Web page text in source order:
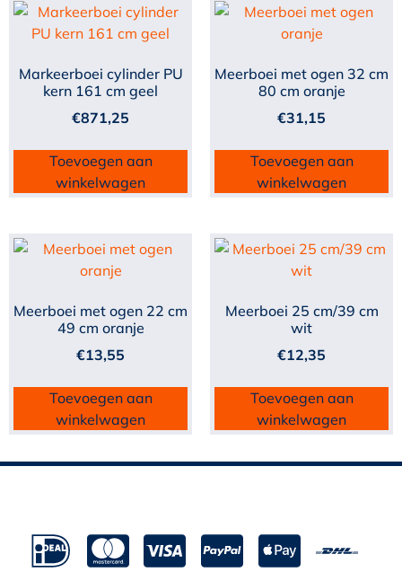
Markeerboei cylinder PU
kern 161 cm geel
€871,25
Toevoegen aan
winkelwagen
Meerboei met ogen 32 cm
80 cm oranje
€31,15
Toevoegen aan
winkelwagen
Meerboei met ogen 22 cm
49 cm oranje
€13,55
Toevoegen aan
winkelwagen
Meerboei 25 cm/39 cm
wit
€12,35
Toevoegen aan
winkelwagen